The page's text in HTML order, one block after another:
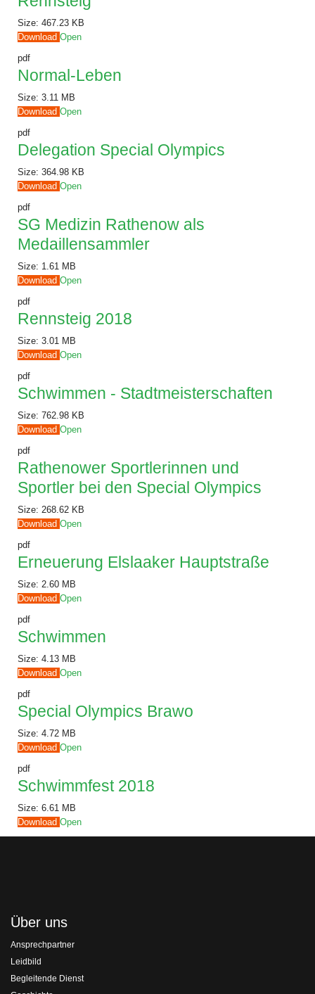
Size: 467.23 KB
Download Open
pdf
Normal-Leben
Size: 3.11 MB
Download Open
pdf
Delegation Special Olympics
Size: 364.98 KB
Download Open
pdf
SG Medizin Rathenow als
Medaillensammler
Size: 1.61 MB
Download Open
pdf
Rennsteig 2018
Size: 3.01 MB
Download Open
pdf
Schwimmen - Stadtmeisterschaften
Size: 762.98 KB
Download Open
pdf
Rathenower Sportlerinnen und
Sportler bei den Special Olympics
Size: 268.62 KB
Download Open
pdf
Erneuerung Elslaaker Hauptstraße
Size: 2.60 MB
Download Open
pdf
Schwimmen
Size: 4.13 MB
Download Open
pdf
Special Olympics Brawo
Size: 4.72 MB
Download Open
pdf
Schwimmfest 2018
Size: 6.61 MB
Download Open
Über uns
Ansprechpartner
Leidbild
Begleitende Dienst